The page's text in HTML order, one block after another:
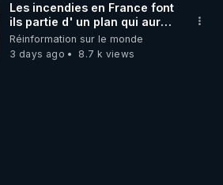
Les incendies en France font
ils partie d' un plan qui aurait
débuté le 11 septembre 2001
?
Réinformation sur le monde
3 days ago
8.7 k views